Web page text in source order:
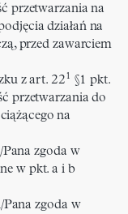
przetwarzania na
działań na
przed zawarciem
z art. 221 §1 pkt.
przetwarzania do
na
zgoda w
w pkt. a i b
zgoda w